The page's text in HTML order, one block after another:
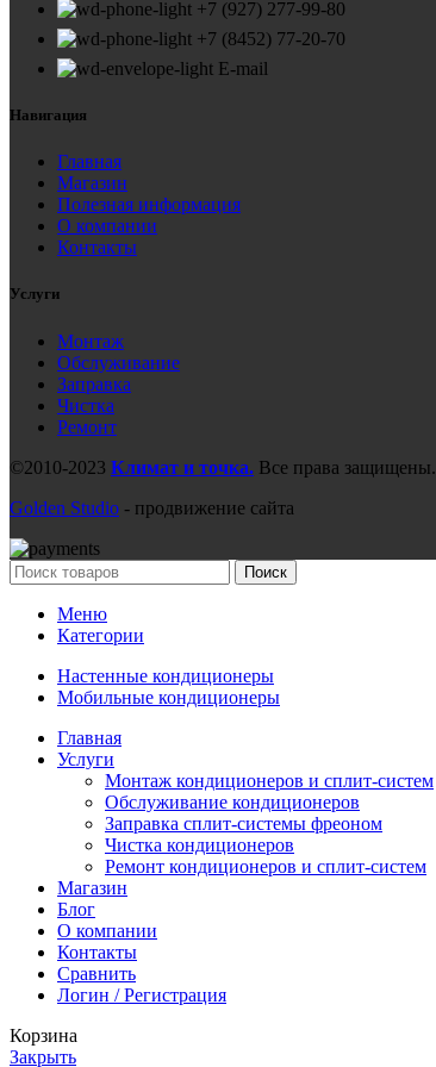
+7 (927) 277-99-80
+7 (8452) 77-20-70
E-mail
Навигация
Главная
Магазин
Полезная информация
О компании
Контакты
Услуги
Монтаж
Обслуживание
Заправка
Чистка
Ремонт
©2010-2023 Климат и точка. Все права защищены.
Golden Studio - продвижение сайта
Поиск
Меню
Категории
Настенные кондиционеры
Мобильные кондиционеры
Главная
Услуги
Монтаж кондиционеров и сплит-систем
Обслуживание кондиционеров
Заправка сплит-системы фреоном
Чистка кондиционеров
Ремонт кондиционеров и сплит-систем
Магазин
Блог
О компании
Контакты
Сравнить
Логин / Регистрация
Корзина
Закрыть